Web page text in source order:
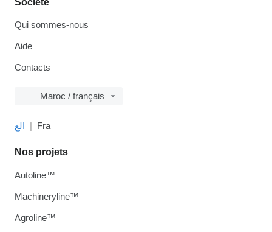
Société
Qui sommes-nous
Aide
Contacts
Maroc / français
الع Fra
Nos projets
Autoline™
Machineryline™
Agroline™